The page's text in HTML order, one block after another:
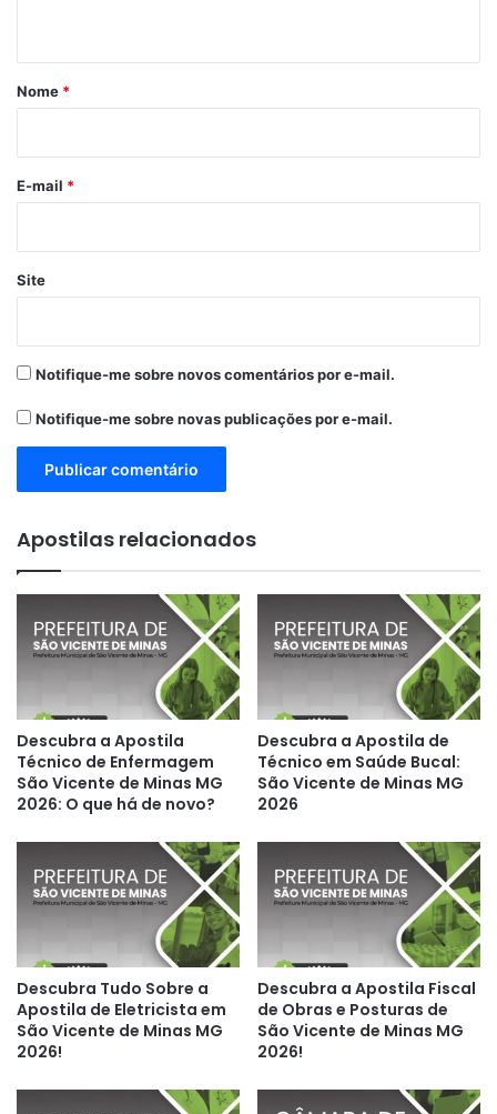
r
*
Nome *
E-mail *
Site
Notifique-me sobre novos comentários por e-mail.
Notifique-me sobre novas publicações por e-mail.
Apostilas relacionados
Descubra a Apostila
Técnico de Enfermagem
São Vicente de Minas MG
2026: O que há de novo?
Descubra a Apostila de
Técnico em Saúde Bucal:
São Vicente de Minas MG
2026
Descubra Tudo Sobre a
Apostila de Eletricista em
São Vicente de Minas MG
2026!
Descubra a Apostila Fiscal
de Obras e Posturas de
São Vicente de Minas MG
2026!